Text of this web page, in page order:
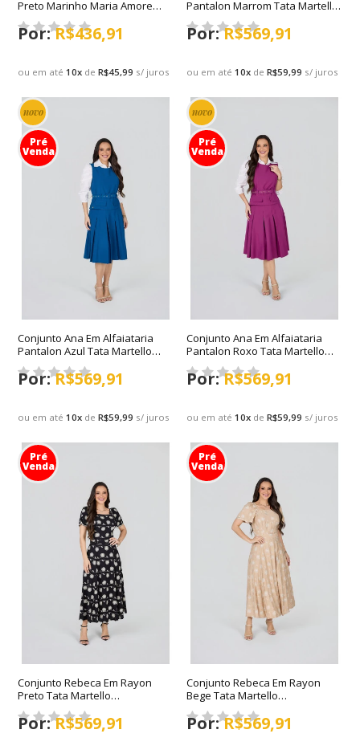
Preto Marinho Maria Amore
Primavera/Verão 2027
ou em até10x deR$45,99 s/ juros
R$436,91
Pantalon Marrom Tata Martello
Primavera/Verão 2027
ou em até10x deR$59,99 s/ juros
R$569,91
novo
Pré
Venda
Conjunto Ana Em Alfaiataria
Pantalon Azul Tata Martello
Primavera/Verão 2027
ou em até10x deR$59,99 s/ juros
R$569,91
novo
Pré
Venda
Conjunto Ana Em Alfaiataria
Pantalon Roxo Tata Martello
Primavera/Verão 2027
ou em até10x deR$59,99 s/ juros
R$569,91
Pré
Venda
Conjunto Rebeca Em Rayon
Preto Tata Martello
Primavera/Verão 2027
R$569,91
Pré
Venda
Conjunto Rebeca Em Rayon
Bege Tata Martello
Primavera/Verão 2027
R$569,91